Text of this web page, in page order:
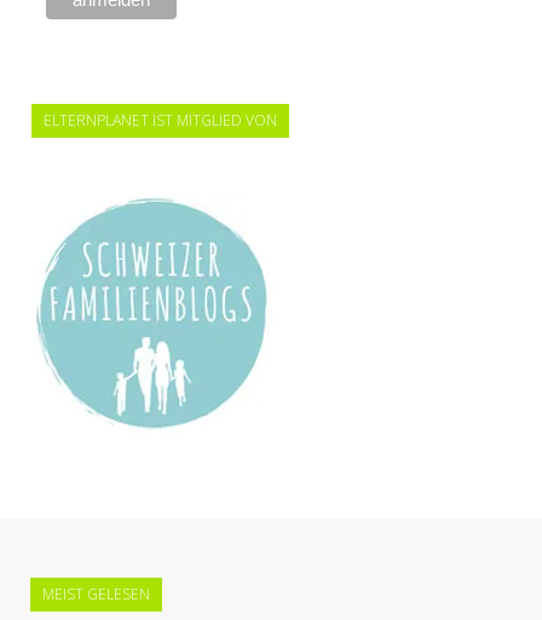
ELTERNPLANET IST MITGLIED VON
MEIST GELESEN